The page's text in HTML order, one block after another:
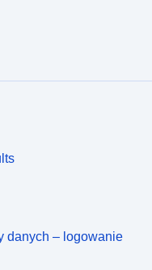
danych – logowanie